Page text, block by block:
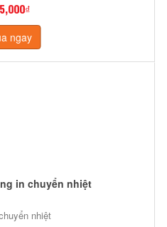
ngay
in chuyển nhiệt
nhiệt